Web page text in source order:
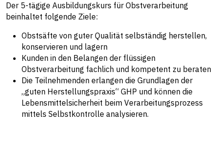
Der 5-tägige Ausbildungskurs für Obstverarbeitung
beinhaltet folgende Ziele:
Obstsäfte von guter Qualität selbständig herstellen,
konservieren und lagern
Kunden in den Belangen der flüssigen
Obstverarbeitung fachlich und kompetent zu beraten
Die Teilnehmenden erlangen die Grundlagen der
„guten Herstellungspraxis“ GHP und können die
Lebensmittelsicherheit beim Verarbeitungsprozess
mittels Selbstkontrolle analysieren.